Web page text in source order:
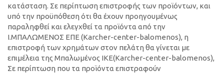
κατάσταση. Σε περίπτωση επιστροφής των προϊόντων, και
υπό την προϋπόθεση ότι θα έχουν προηγουμένως
παραληφθεί και ελεγχθεί τα προϊόντα από την
Ι.ΜΠΑΛΩΜΕΝΟΣ ΕΠΕ (Κarcher-center-balomenos), η
επιστροφή των χρημάτων στον πελάτη θα γίνεται με
επιμέλεια της Μπαλωμένος ΙΚΕ(Κarcher-center-balomenos),
Σε περίπτωση που τα προϊόντα επιστραφούν